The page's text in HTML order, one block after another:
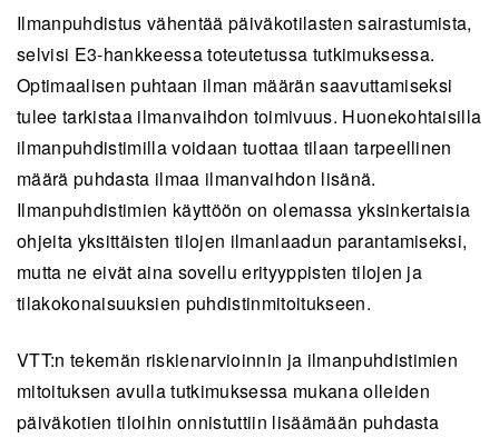
Ilmanpuhdistus vähentää päiväkotilasten sairastumista,
selvisi E3-hankkeessa toteutetussa tutkimuksessa.
Optimaalisen puhtaan ilman määrän saavuttamiseksi
tulee tarkistaa ilmanvaihdon toimivuus. Huonekohtaisilla
ilmanpuhdistimilla voidaan tuottaa tilaan tarpeellinen
määrä puhdasta ilmaa ilmanvaihdon lisänä.
Ilmanpuhdistimien käyttöön on olemassa yksinkertaisia
ohjeita yksittäisten tilojen ilmanlaadun parantamiseksi,
mutta ne eivät aina sovellu erityyppisten tilojen ja
tilakokonaisuuksien puhdistinmitoitukseen.
VTT:n tekemän riskienarvioinnin ja ilmanpuhdistimien
mitoituksen avulla tutkimuksessa mukana olleiden
päiväkotien tiloihin onnistuttiin lisäämään puhdasta